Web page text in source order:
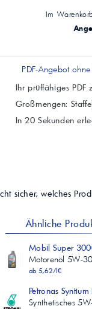
Im
PDF-Angebot
Ihr prüffähiges PDF
Großmengen:
In 20 Sekunden
sicher, welches
Ähnliche
Mobil Super
Motorenöl 5W-
ab 5,62/l€
Petronas
Synthetisches